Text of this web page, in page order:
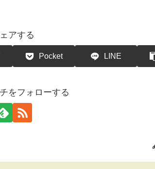
アする
Pocket LINE
をフォローする